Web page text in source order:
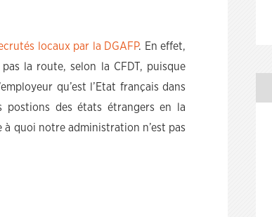
locaux par la DGAFP. En effet,
la route, selon la CFDT, puisque
qu’est l’Etat français dans
postions des états étrangers en la
quoi notre administration n’est pas